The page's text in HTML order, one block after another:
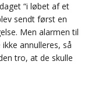
“i løbet af et
sendt først en
Men alarmen til
annulleres, så
tro, at de skulle